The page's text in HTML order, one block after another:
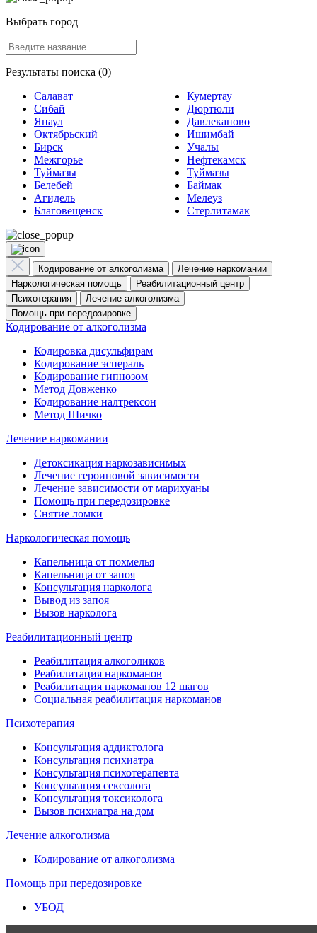
Выбрать город
Результаты поиска (0)
Салават
Кумертау
Сибай
Дюртюли
Янаул
Давлеканово
Октябрьский
Ишимбай
Бирск
Учалы
Межгорье
Нефтекамск
Туймазы
Туймазы
Белебей
Баймак
Агидель
Мелеуз
Благовещенск
Стерлитамак
Кодирование от алкоголизма
Лечение наркомании
Наркологическая помощь
Реабилитационный центр
Психотерапия
Лечение алкоголизма
Помощь при передозировке
Кодирование от алкоголизма
Кодировка дисульфирам
Кодирование эспераль
Кодирование гипнозом
Метод Довженко
Кодирование налтрексон
Метод Шичко
Лечение наркомании
Детоксикация наркозависимых
Лечение героиновой зависимости
Лечение зависимости от марихуаны
Помощь при передозировке
Снятие ломки
Наркологическая помощь
Капельница от похмелья
Капельница от запоя
Консультация нарколога
Вывод из запоя
Вызов нарколога
Реабилитационный центр
Реабилитация алкоголиков
Реабилитация наркоманов
Реабилитация наркоманов 12 шагов
Социальная реабилитация наркоманов
Психотерапия
Консультация аддиктолога
Консультация психиатра
Консультация психотерапевта
Консультация сексолога
Консультация токсиколога
Вызов психиатра на дом
Лечение алкоголизма
Кодирование от алкоголизма
Помощь при передозировке
УБОД